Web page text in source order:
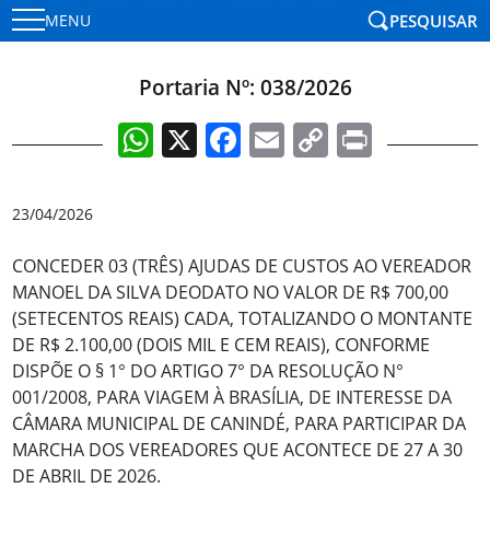
MENU PESQUISAR
Portaria Nº: 038/2026
WhatsApp
X Facebook
EmailCopyPrint
23/04/2026
CONCEDER 03 (TRÊS) AJUDAS DE CUSTOS AO VEREADOR
MANOEL DA SILVA DEODATO NO VALOR DE R$ 700,00
(SETECENTOS REAIS) CADA, TOTALIZANDO O MONTANTE
DE R$ 2.100,00 (DOIS MIL E CEM REAIS), CONFORME
DISPÕE O § 1° DO ARTIGO 7° DA RESOLUÇÃO N°
001/2008, PARA VIAGEM À BRASÍLIA, DE INTERESSE DA
CÂMARA MUNICIPAL DE CANINDÉ, PARA PARTICIPAR DA
MARCHA DOS VEREADORES QUE ACONTECE DE 27 A 30
DE ABRIL DE 2026.